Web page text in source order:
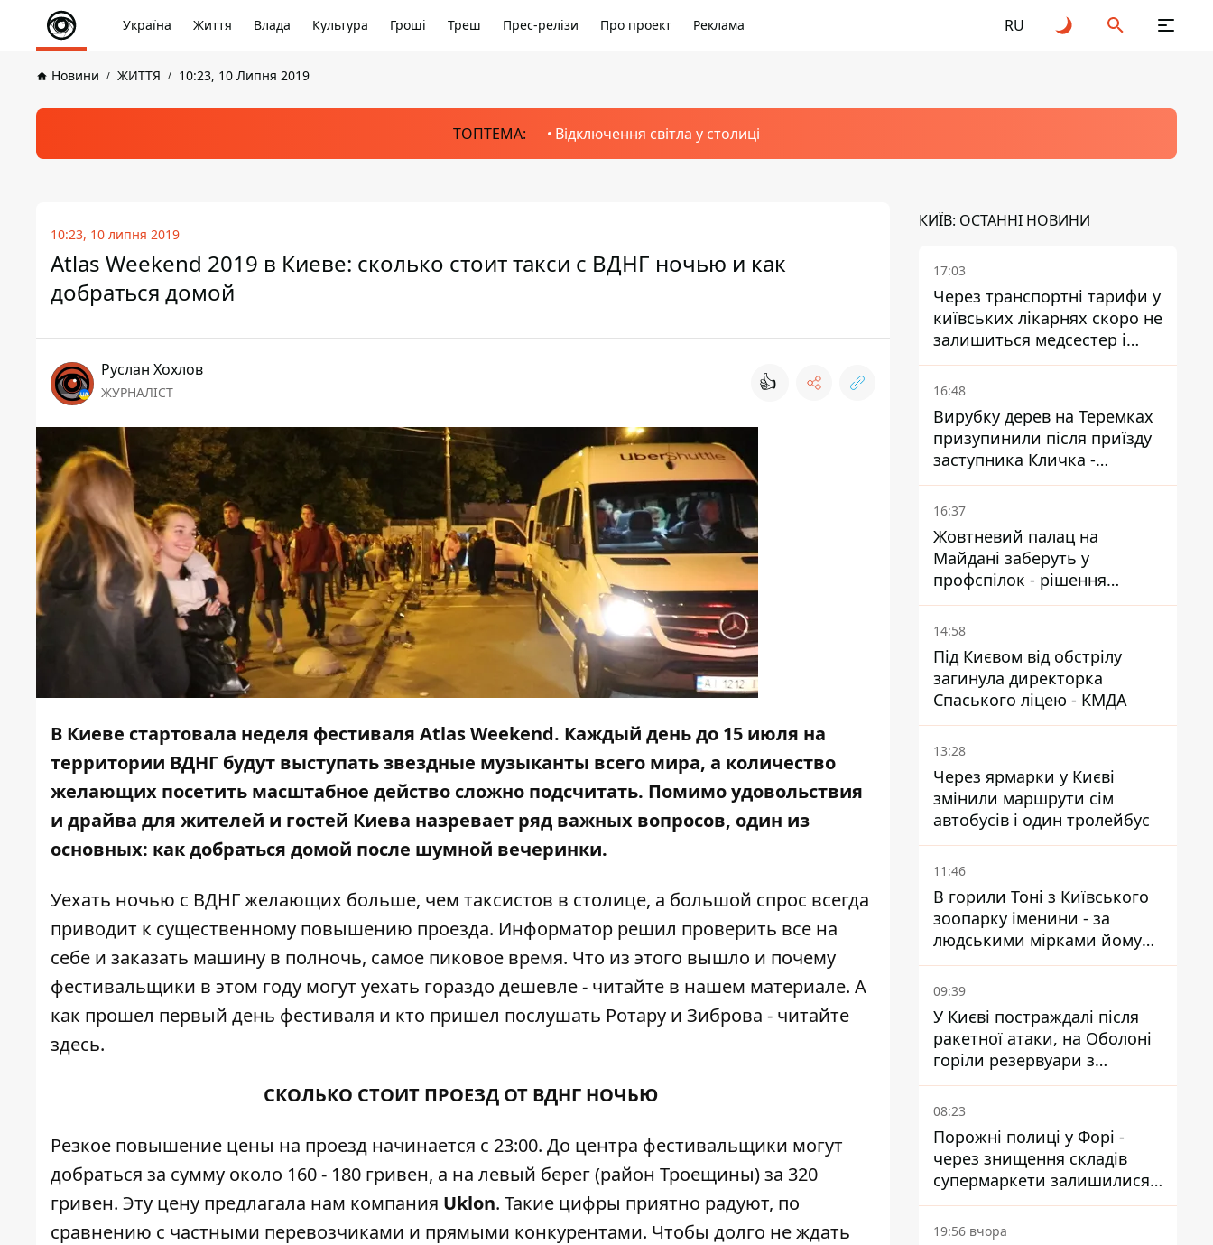
Україна Життя Влада Культура Гроші Треш Прес-релізи Про проект Реклама RU
Новини ЖИТТЯ 10:23, 10 Липня 2019
ТОПТЕМА: Відключення світла у столиці
10:23, 10 липня 2019
Atlas Weekend 2019 в Киеве: сколько стоит такси с ВДНГ ночью и как
добраться домой
Руслан Хохлов
ЖУРНАЛІСТ 👍
В Киеве стартовала неделя фестиваля Atlas Weekend. Каждый день до 15 июля на
территории ВДНГ будут выступать звездные музыканты всего мира, а количество
желающих посетить масштабное действо сложно подсчитать. Помимо удовольствия
и драйва для жителей и гостей Киева назревает ряд важных вопросов, один из
основных: как добраться домой после шумной вечеринки.
Уехать ночью с ВДНГ желающих больше, чем таксистов в столице, а большой спрос всегда
приводит к существенному повышению проезда. Информатор решил проверить все на
себе и заказать машину в полночь, самое пиковое время. Что из этого вышло и почему
фестивальщики в этом году могут уехать гораздо дешевле - читайте в нашем материале. А
как прошел первый день фестиваля и кто пришел послушать Ротару и Зиброва - читайте
здесь.
СКОЛЬКО СТОИТ ПРОЕЗД ОТ ВДНГ НОЧЬЮ
Резкое повышение цены на проезд начинается с 23:00. До центра фестивальщики могут
добраться за сумму около 160 - 180 гривен, а на левый берег (район Троещины) за 320
гривен. Эту цену предлагала нам компания Uklon. Такие цифры приятно радуют, по
сравнению с частными перевозчиками и прямыми конкурентами. Чтобы долго не ждать
КИЇВ: ОСТАННІ НОВИНИ
17:03
Через транспортні тарифи у
київських лікарнях скоро не
залишиться медсестер і
санітарок - професор
Голубовська
16:48
Вирубку дерев на Теремках
призупинили після приїзду
заступника Кличка -
почався діалог
16:37
Жовтневий палац на
Майдані заберуть у
профспілок - рішення
Господарського суду
14:58
Під Києвом від обстрілу
загинула директорка
Спаського ліцею - КМДА
13:28
Через ярмарки у Києві
змінили маршрути сім
автобусів і один тролейбус
11:46
В горили Тоні з Київського
зоопарку іменини - за
людськими мірками йому
вже понад 90 років
09:39
У Києві постраждалі після
ракетної атаки, на Оболоні
горіли резервуари з
паливом
08:23
Порожні полиці у Форі -
через знищення складів
супермаркети залишилися
без асортименту
19:56 вчора